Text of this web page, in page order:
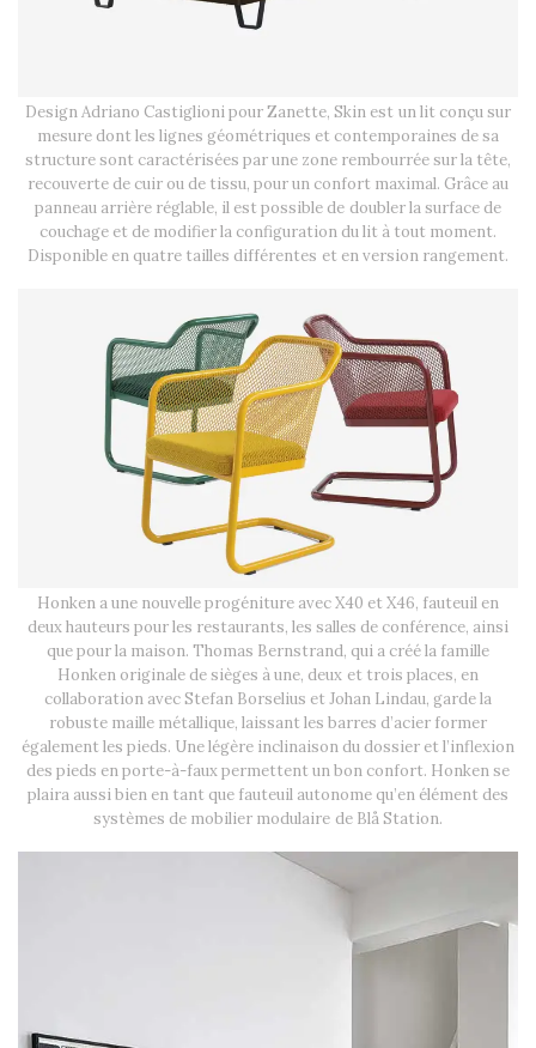
Design Adriano Castiglioni pour Zanette, Skin est un lit conçu sur
mesure dont les lignes géométriques et contemporaines de sa
structure sont caractérisées par une zone rembourrée sur la tête,
recouverte de cuir ou de tissu, pour un confort maximal. Grâce au
panneau arrière réglable, il est possible de doubler la surface de
couchage et de modifier la configuration du lit à tout moment.
Disponible en quatre tailles différentes et en version rangement.
Honken a une nouvelle progéniture avec X40 et X46, fauteuil en
deux hauteurs pour les restaurants, les salles de conférence, ainsi
que pour la maison. Thomas Bernstrand, qui a créé la famille
Honken originale de sièges à une, deux et trois places, en
collaboration avec Stefan Borselius et Johan Lindau, garde la
robuste maille métallique, laissant les barres d’acier former
également les pieds. Une légère inclinaison du dossier et l’inflexion
des pieds en porte-à-faux permettent un bon confort. Honken se
plaira aussi bien en tant que fauteuil autonome qu’en élément des
systèmes de mobilier modulaire de Blå Station.